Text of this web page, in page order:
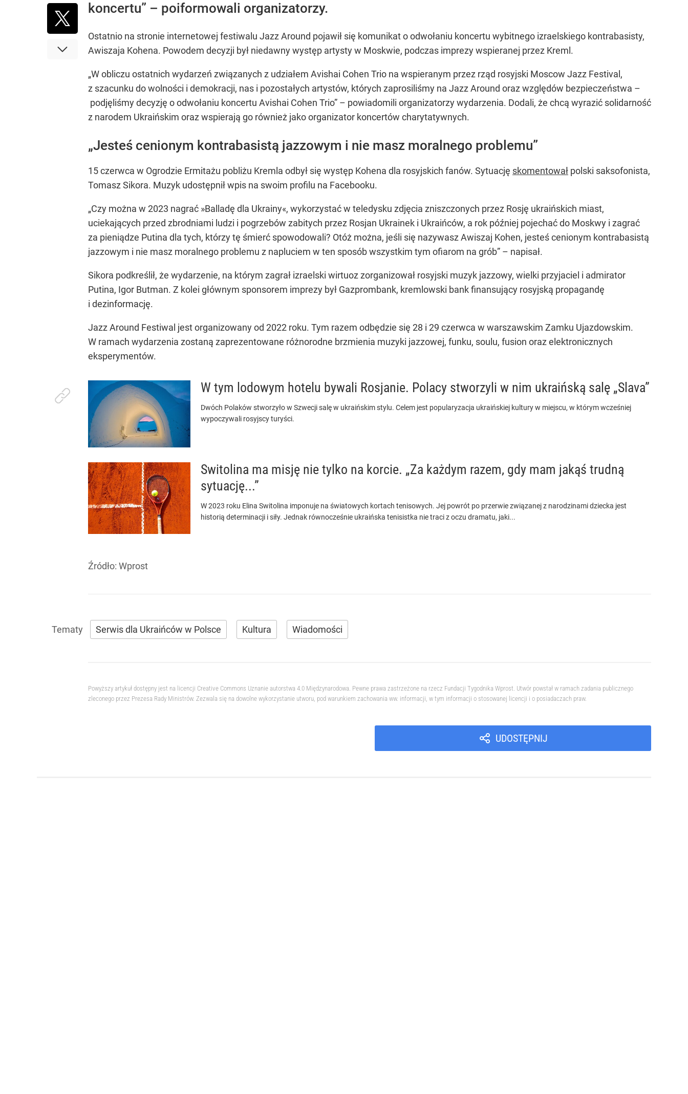
koncertu” – poiformowali organizatorzy.
Ostatnio na stronie internetowej festiwalu Jazz Around pojawił się komunikat o odwołaniu koncertu wybitnego izraelskiego kontrabasisty,
Awiszaja Kohena. Powodem decyzji był niedawny występ artysty w Moskwie, podczas imprezy wspieranej przez Kreml.
„W obliczu ostatnich wydarzeń związanych z udziałem Avishai Cohen Trio na wspieranym przez rząd rosyjski Moscow Jazz Festival,
z szacunku do wolności i demokracji, nas i pozostałych artystów, których zaprosiliśmy na Jazz Around oraz względów bezpieczeństwa –
podjęliśmy decyzję o odwołaniu koncertu Avishai Cohen Trio” – powiadomili organizatorzy wydarzenia. Dodali, że chcą wyrazić solidarność
z narodem Ukraińskim oraz wspierają go również jako organizator koncertów charytatywnych.
„Jesteś cenionym kontrabasistą jazzowym i nie masz moralnego problemu”
15 czerwca w Ogrodzie Ermitażu pobliżu Kremla odbył się występ Kohena dla rosyjskich fanów. Sytuację skomentował polski saksofonista,
Tomasz Sikora. Muzyk udostępnił wpis na swoim profilu na Facebooku.
„Czy można w 2023 nagrać »Balladę dla Ukrainy«, wykorzystać w teledysku zdjęcia zniszczonych przez Rosję ukraińskich miast,
uciekających przed zbrodniami ludzi i pogrzebów zabitych przez Rosjan Ukrainek i Ukraińców, a rok później pojechać do Moskwy i zagrać
za pieniądze Putina dla tych, którzy tę śmierć spowodowali? Otóż można, jeśli się nazywasz Awiszaj Kohen, jesteś cenionym kontrabasistą
jazzowym i nie masz moralnego problemu z napluciem w ten sposób wszystkim tym ofiarom na grób” – napisał.
Sikora podkreślił, że wydarzenie, na którym zagrał izraelski wirtuoz zorganizował rosyjski muzyk jazzowy, wielki przyjaciel i admirator
Putina, Igor Butman. Z kolei głównym sponsorem imprezy był Gazprombank, kremlowski bank finansujący rosyjską propagandę
i dezinformację.
Jazz Around Festiwal jest organizowany od 2022 roku. Tym razem odbędzie się 28 i 29 czerwca w warszawskim Zamku Ujazdowskim.
W ramach wydarzenia zostaną zaprezentowane różnorodne brzmienia muzyki jazzowej, funku, soulu, fusion oraz elektronicznych
eksperymentów.
W tym lodowym hotelu bywali Rosjanie. Polacy stworzyli w nim ukraińską salę „Slava”
Dwóch Polaków stworzyło w Szwecji salę w ukraińskim stylu. Celem jest popularyzacja ukraińskiej kultury w miejscu, w którym wcześniej
wypoczywali rosyjscy turyści.
Switolina ma misję nie tylko na korcie. „Za każdym razem, gdy mam jakąś trudną
sytuację...”
W 2023 roku Elina Switolina imponuje na światowych kortach tenisowych. Jej powrót po przerwie związanej z narodzinami dziecka jest
historią determinacji i siły. Jednak równocześnie ukraińska tenisistka nie traci z oczu dramatu, jaki...
Źródło: Wprost
Serwis dla Ukraińców w Polsce Kultura Wiadomości
Powyższy artykuł dostępny jest na licencji Creative Commons Uznanie autorstwa 4.0 Międzynarodowa. Pewne prawa zastrzeżone na rzecz Fundacji Tygodnika Wprost. Utwór powstał w ramach zadania publicznego
zleconego przez Prezesa Rady Ministrów. Zezwala się na dowolne wykorzystanie utworu, pod warunkiem zachowania ww. informacji, w tym informacji o stosowanej licencji i o posiadaczach praw.
UDOSTĘPNIJ